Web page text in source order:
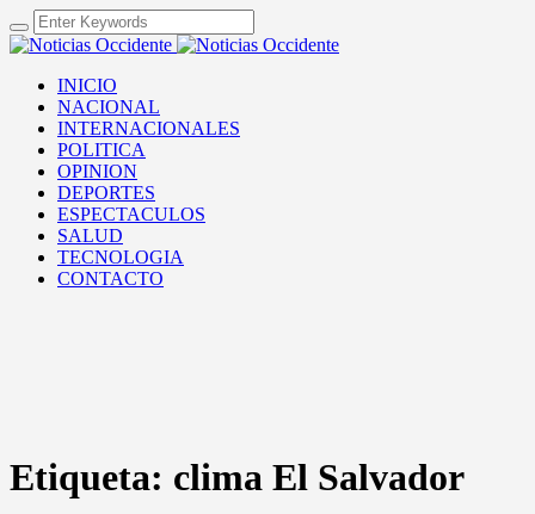
INICIO
NACIONAL
INTERNACIONALES
POLITICA
OPINION
DEPORTES
ESPECTACULOS
SALUD
TECNOLOGIA
CONTACTO
Etiqueta: clima El Salvador